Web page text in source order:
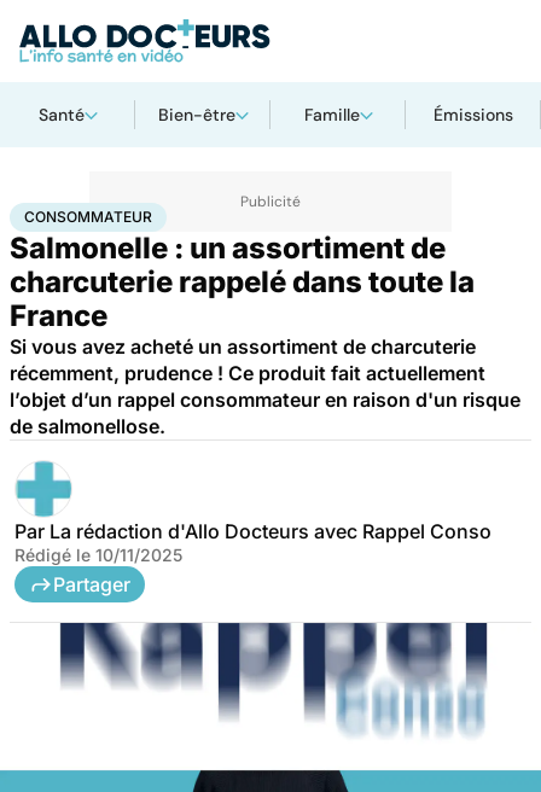
Santé Bien-être Famille Émissions
AccueilSantéConsommateur
CONSOMMATEUR
Salmonelle : un assortiment de
charcuterie rappelé dans toute la
France
Si vous avez acheté un assortiment de charcuterie
récemment, prudence ! Ce produit fait actuellement
l’objet d’un rappel consommateur en raison d'un risque
de salmonellose.
Par La rédaction d'Allo Docteurs avec Rappel Conso
Rédigé le 10/11/2025
Partager